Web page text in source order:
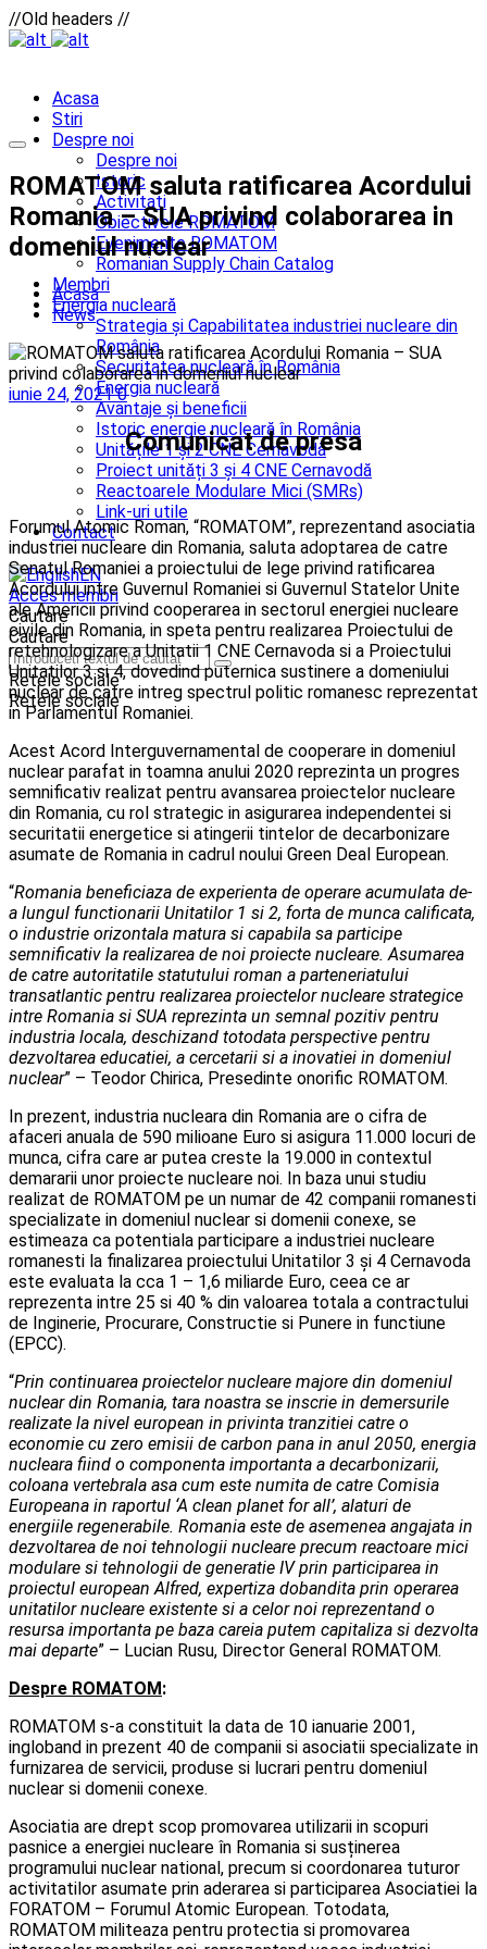
//Old headers //
Acasa
Stiri
Despre noi
Despre noi
Istoric
Activitati
Obiectivele ROMATOM
Evenimente ROMATOM
Romanian Supply Chain Catalog
Membri
Energia nucleară
Strategia și Capabilitatea industriei nucleare din
România
Securitatea nucleară în România
Energia nucleară
Avantaje și beneficii
Istoric energie nucleară în România
Unitățile 1 și 2 CNE Cernavodă
Proiect unități 3 și 4 CNE Cernavodă
Reactoarele Modulare Mici (SMRs)
Link-uri utile
Contact
EN
Acces membri
Cautare
Cautare
Retele sociale
Retele sociale
ROMATOM saluta ratificarea Acordului
Romania – SUA privind colaborarea in
domeniul nuclear
Acasa
News
iunie 24, 2021 0
Comunicat de presa
Forumul Atomic Roman, “ROMATOM”, reprezentand asociatia
industriei nucleare din Romania, saluta adoptarea de catre
Senatul Romaniei a proiectului de lege privind ratificarea
Acordului intre Guvernul Romaniei si Guvernul Statelor Unite
ale Americii privind cooperarea in sectorul energiei nucleare
civile din Romania, in speta pentru realizarea Proiectului de
retehnologizare a Unitatii 1 CNE Cernavoda si a Proiectului
Unitatilor 3 si 4, dovedind puternica sustinere a domeniului
nuclear de catre intreg spectrul politic romanesc reprezentat
in Parlamentul Romaniei.
Acest Acord Interguvernamental de cooperare in domeniul
nuclear parafat in toamna anului 2020 reprezinta un progres
semnificativ realizat pentru avansarea proiectelor nucleare
din Romania, cu rol strategic in asigurarea independentei si
securitatii energetice si atingerii tintelor de decarbonizare
asumate de Romania in cadrul noului Green Deal European.
“Romania beneficiaza de experienta de operare acumulata de-
a lungul functionarii Unitatilor 1 si 2, forta de munca calificata,
o industrie orizontala matura si capabila sa participe
semnificativ la realizarea de noi proiecte nucleare. Asumarea
de catre autoritatile statutului roman a parteneriatului
transatlantic pentru realizarea proiectelor nucleare strategice
intre Romania si SUA reprezinta un semnal pozitiv pentru
industria locala, deschizand totodata perspective pentru
dezvoltarea educatiei, a cercetarii si a inovatiei in domeniul
nuclear” – Teodor Chirica, Presedinte onorific ROMATOM.
In prezent, industria nucleara din Romania are o cifra de
afaceri anuala de 590 milioane Euro si asigura 11.000 locuri de
munca, cifra care ar putea creste la 19.000 in contextul
demararii unor proiecte nucleare noi. In baza unui studiu
realizat de ROMATOM pe un numar de 42 companii romanesti
specializate in domeniul nuclear si domenii conexe, se
estimeaza ca potentiala participare a industriei nucleare
romanesti la finalizarea proiectului Unitatilor 3 şi 4 Cernavoda
este evaluata la cca 1 – 1,6 miliarde Euro, ceea ce ar
reprezenta intre 25 si 40 % din valoarea totala a contractului
de Inginerie, Procurare, Constructie si Punere in functiune
(EPCC).
“Prin continuarea proiectelor nucleare majore din domeniul
nuclear din Romania, tara noastra se inscrie in demersurile
realizate la nivel european in privinta tranzitiei catre o
economie cu zero emisii de carbon pana in anul 2050, energia
nucleara fiind o componenta importanta a decarbonizarii,
coloana vertebrala asa cum este numita de catre Comisia
Europeana in raportul ‘A clean planet for all’, alaturi de
energiile regenerabile. Romania este de asemenea angajata in
dezvoltarea de noi tehnologii nucleare precum reactoare mici
modulare si tehnologii de generatie IV prin participarea in
proiectul european Alfred, expertiza dobandita prin operarea
unitatilor nucleare existente si a celor noi reprezentand o
resursa importanta pe baza careia putem capitaliza si dezvolta
mai departe” – Lucian Rusu, Director General ROMATOM.
Despre ROMATOM:
ROMATOM s-a constituit la data de 10 ianuarie 2001,
ingloband in prezent 40 de companii si asociatii specializate in
furnizarea de servicii, produse si lucrari pentru domeniul
nuclear si domenii conexe.
Asociatia are drept scop promovarea utilizarii in scopuri
pasnice a energiei nucleare în Romania si susținerea
programului nuclear national, precum si coordonarea tuturor
activitatilor asumate prin aderarea si participarea Asociatiei la
FORATOM – Forumul Atomic European. Totodata,
ROMATOM militeaza pentru protectia si promovarea